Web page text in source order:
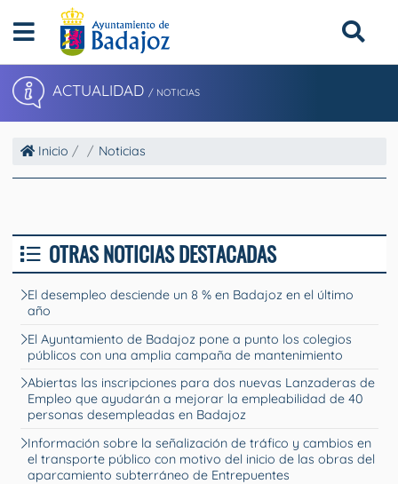
ACTUALIDAD / NOTICIAS
Inicio Noticias
OTRAS NOTICIAS DESTACADAS
El desempleo desciende un 8 % en Badajoz en el último
año
El Ayuntamiento de Badajoz pone a punto los colegios
públicos con una amplia campaña de mantenimiento
Abiertas las inscripciones para dos nuevas Lanzaderas de
Empleo que ayudarán a mejorar la empleabilidad de 40
personas desempleadas en Badajoz
Información sobre la señalización de tráfico y cambios en
el transporte público con motivo del inicio de las obras del
aparcamiento subterráneo de Entrepuentes